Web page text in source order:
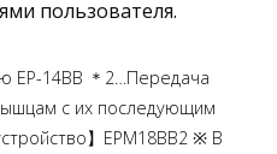
пользователя.
EP-14BB ＊2…Передача
с их последующим
】EPM18BB2 ※ В